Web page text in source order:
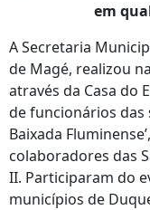
em
A Secretaria
de Magé, realizou
através da Casa do
de funcionários das
Baixada
colaboradores das
II. Participaram do
municípios de